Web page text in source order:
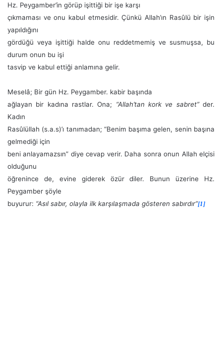
Hz. Peygamber’in görüp işittiği bir işe karşı
çıkmaması ve onu kabul etmesidir. Çünkü Allah’ın Rasûlü bir işin
yapıldığını
gördüğü veya işittiği halde onu reddetmemiş ve susmuşsa, bu
durum onun bu işi
tasvip ve kabul ettiği anlamına gelir.
Meselâ; Bir gün Hz. Peygamber. kabir başında
ağlayan bir kadına rastlar. Ona; “Allah’tan kork ve sabret”der.
Kadın
Rasûlüllah (s.a.s)’ı tanımadan; “Benim başıma gelen, senin başına
gelmediği için
beni anlayamazsın” diye cevap verir. Daha sonra onun Allah elçisi
olduğunu
öğrenince de, evine giderek özür diler. Bunun üzerine Hz.
Peygamber şöyle
buyurur: “Asıl sabır, olayla ilk karşılaşmada gösteren sabırdır”[1]